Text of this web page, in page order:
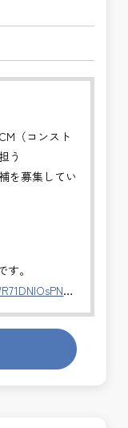
（コンスト
う
を募集してい
サルタント経
ネジメント）
統括を行いま
。
いのあるお仕
おります。